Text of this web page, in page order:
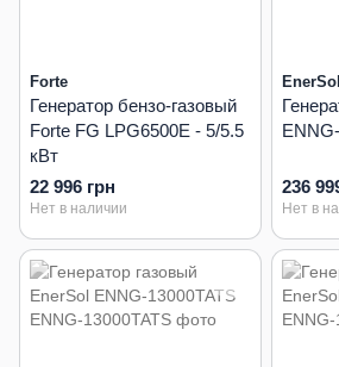
Forte
Генератор бензо-газовый
Forte FG LPG6500E - 5/5.5
кВт
22 996 грн
Нет в наличии
EnerSol
236
Нет в